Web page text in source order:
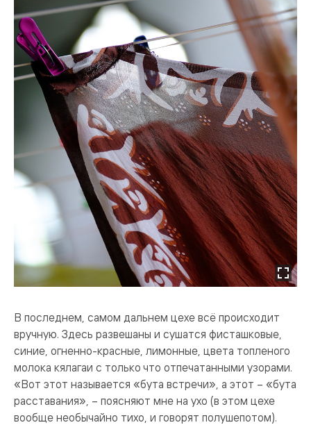
В последнем, самом дальнем цехе всё происходит
вручную. Здесь развешаны и сушатся фисташковые,
синие, огненно-красные, лимонные, цвета топленого
молока кялагаи с только что отпечатанными узорами.
«Вот этот называется «бута встречи», а этот – «бута
расставания», – поясняют мне на ухо (в этом цехе
вообще необычайно тихо, и говорят полушепотом).